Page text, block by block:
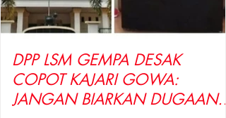
DPP LSM GEMPA DESAK
COPOT KAJARI GOWA:
JANGAN BIARKAN DUGAAN